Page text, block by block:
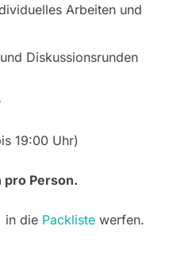
Arbeiten und
Diskussionsrunden
19:00 Uhr)
pro Person.
in die Packliste werfen.